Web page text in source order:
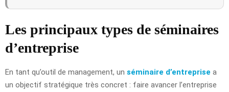
Les principaux types de séminaires
d’entreprise
En tant qu’outil de management, un séminaire d’entreprise a
un objectif stratégique très concret : faire avancer l’entreprise